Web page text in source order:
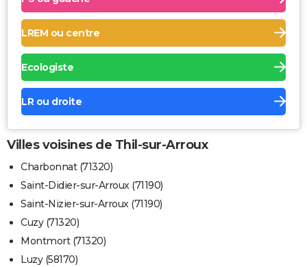
LREM ou centre
Ecologiste
LR ou droite
Villes voisines de Thil-sur-Arroux
Charbonnat (71320)
Saint-Didier-sur-Arroux (71190)
Saint-Nizier-sur-Arroux (71190)
Cuzy (71320)
Montmort (71320)
Luzy (58170)